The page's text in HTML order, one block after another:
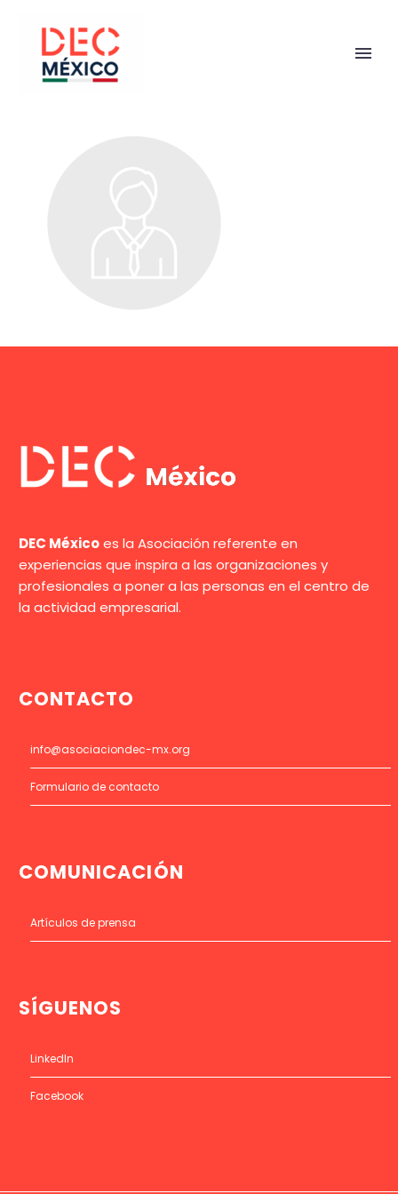
DEC Méxicoes la Asociación referente en
experiencias que inspira a las organizaciones y
profesionales a poner a las personas en el centro de
la actividad empresarial.
CONTACTO
info@asociaciondec-mx.org
Formulario de contacto
COMUNICACIÓN
Artículos de prensa
SÍGUENOS
LinkedIn
Facebook